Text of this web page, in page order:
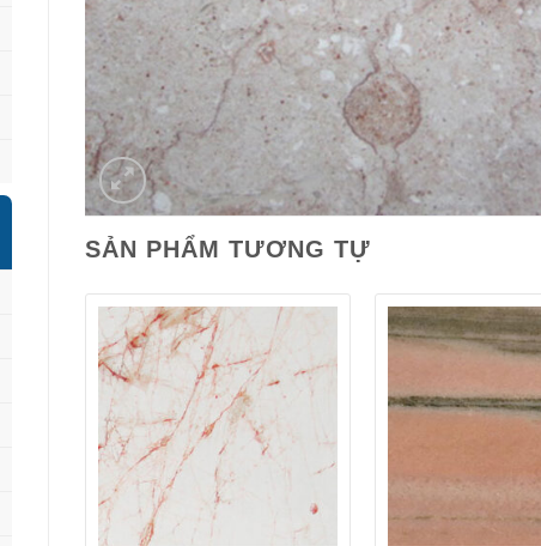
SẢN PHẨM TƯƠNG TỰ